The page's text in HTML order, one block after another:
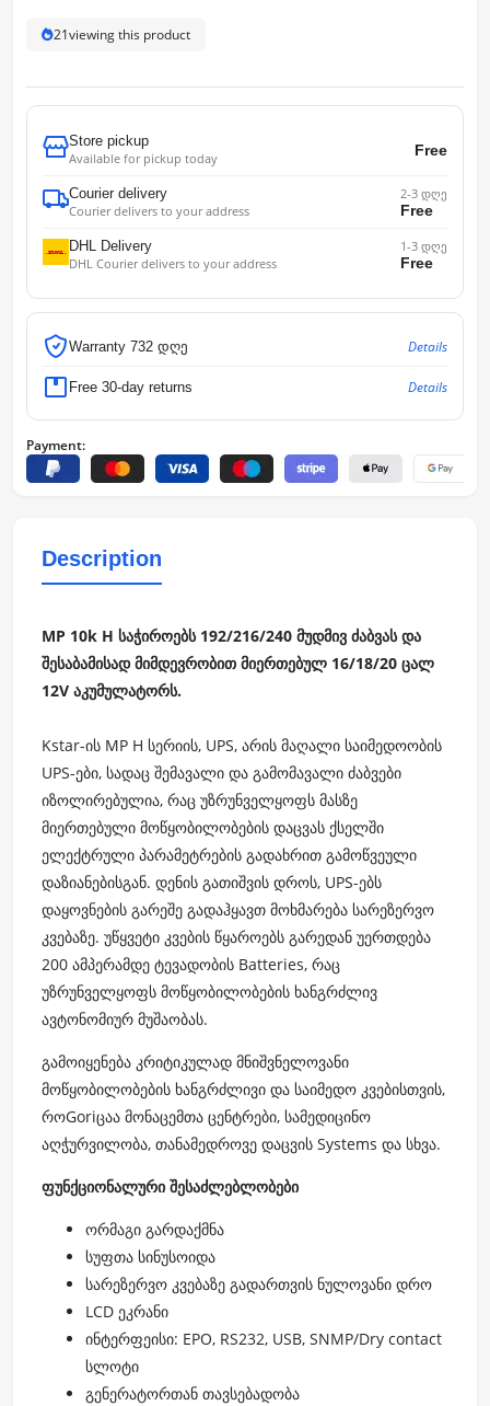
20viewing this product
Store pickup
Available for pickup today
Free
Courier delivery
Courier delivers to your address
2-3 დღე
Free
DHL Delivery
DHL Courier delivers to your address
1-3 დღე
Free
Warranty 732 დღე Details
Free 30-day returns Details
Payment:
Description
MP 10k H საჭიროებს 192/216/240 მუდმივ ძაბვას და
შესაბამისად მიმდევრობით მიერთებულ 16/18/20 ცალ
12V აკუმულატორს.
Kstar-ის MP H სერიის, UPS, არის მაღალი საიმედოობის
UPS-ები, სადაც შემავალი და გამომავალი ძაბვები
იზოლირებულია, რაც უზრუნველყოფს მასზე
მიერთებული მოწყობილობების დაცვას ქსელში
ელექტრული პარამეტრების გადახრით გამოწვეული
დაზიანებისგან. დენის გათიშვის დროს, UPS-ებს
დაყოვნების გარეშე გადაჰყავთ მოხმარება სარეზერვო
კვებაზე. უწყვეტი კვების წყაროებს გარედან უერთდება
200 ამპერამდე ტევადობის Batteries, რაც
უზრუნველყოფს მოწყობილობების ხანგრძლივ
ავტონომიურ მუშაობას.
გამოიყენება კრიტიკულად მნიშვნელოვანი
მოწყობილობების ხანგრძლივი და საიმედო კვებისთვის,
როGoriცაა მონაცემთა ცენტრები, სამედიცინო
აღჭურვილობა, თანამედროვე დაცვის Systems და სხვა.
ფუნქციონალური შესაძლებლობები
ორმაგი გარდაქმნა
სუფთა სინუსოიდა
სარეზერვო კვებაზე გადართვის ნულოვანი დრო
LCD ეკრანი
ინტერფეისი: EPO, RS232, USB, SNMP/Dry contact
სლოტი
გენერატორთან თავსებადობა